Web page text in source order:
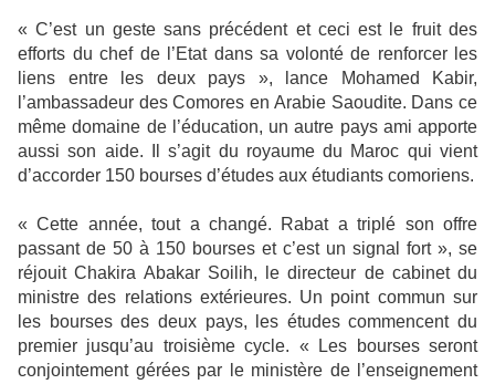
« C’est un geste sans précédent et ceci est le fruit des
efforts du chef de l’Etat dans sa volonté de renforcer les
liens entre les deux pays », lance Mohamed Kabir,
l’ambassadeur des Comores en Arabie Saoudite. Dans ce
même domaine de l’éducation, un autre pays ami apporte
aussi son aide. Il s’agit du royaume du Maroc qui vient
d’accorder 150 bourses d’études aux étudiants comoriens.
« Cette année, tout a changé. Rabat a triplé son offre
passant de 50 à 150 bourses et c’est un signal fort », se
réjouit Chakira Abakar Soilih, le directeur de cabinet du
ministre des relations extérieures. Un point commun sur
les bourses des deux pays, les études commencent du
premier jusqu’au troisième cycle. « Les bourses seront
conjointement gérées par le ministère de l’enseignement